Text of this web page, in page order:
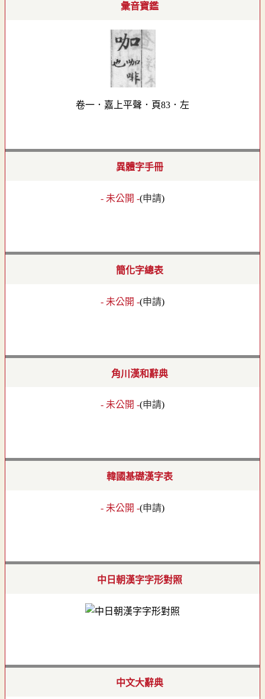
彙音寶鑑
卷一．嘉上平聲．頁83．左
異體字手冊
- 未公開 -(申請)
簡化字總表
- 未公開 -(申請)
角川漢和辭典
- 未公開 -(申請)
韓國基礎漢字表
- 未公開 -(申請)
中日朝漢字字形對照
中文大辭典